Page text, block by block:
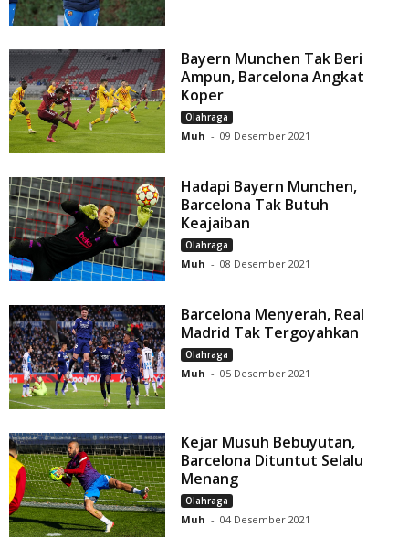
Bayern Munchen Tak Beri
Ampun, Barcelona Angkat
Koper
Olahraga
Muh - 09 Desember 2021
Hadapi Bayern Munchen,
Barcelona Tak Butuh
Keajaiban
Olahraga
Muh - 08 Desember 2021
Barcelona Menyerah, Real
Madrid Tak Tergoyahkan
Olahraga
Muh - 05 Desember 2021
Kejar Musuh Bebuyutan,
Barcelona Dituntut Selalu
Menang
Olahraga
Muh - 04 Desember 2021